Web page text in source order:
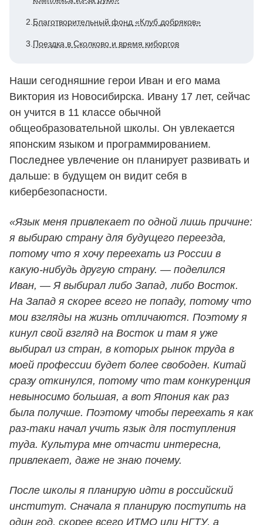
2. Благотворительный фонд «Клуб добряков»
3.Поездка в Сколково и время киборгов
Наши сегодняшние герои Иван и его мама
Виктория из Новосибирска. Ивану 17 лет, сейчас
он учится в 11 классе обычной
общеобразовательной школы. Он увлекается
японским языком и программированием.
Последнее увлечение он планирует развивать и
дальше: в будущем он видит себя в
кибербезопасности.
«Язык меня привлекает по одной лишь причине:
я выбираю страну для будущего переезда,
потому что я хочу переехать из России в
какую-нибудь другую страну. — поделился
Иван, — Я выбирал либо Запад, либо Восток.
На Запад я скорее всего не попаду, потому что
мои взгляды на жизнь отличаются. Поэтому я
кинул свой взгляд на Восток и там я уже
выбирал из стран, в которых рынок труда в
моей профессии будет более свободен. Китай
сразу откинулся, потому что там конкуренция
невыносимо большая, а вот Япония как раз
была получше. Поэтому чтобы переехать я как
раз-таки начал учить язык для поступления
туда. Культура мне отчасти интересна,
привлекает, даже не знаю почему.
После школы я планирую идти в российский
институт. Сначала я планирую поступить на
один год, скорее всего ИТМО или НГТУ, а